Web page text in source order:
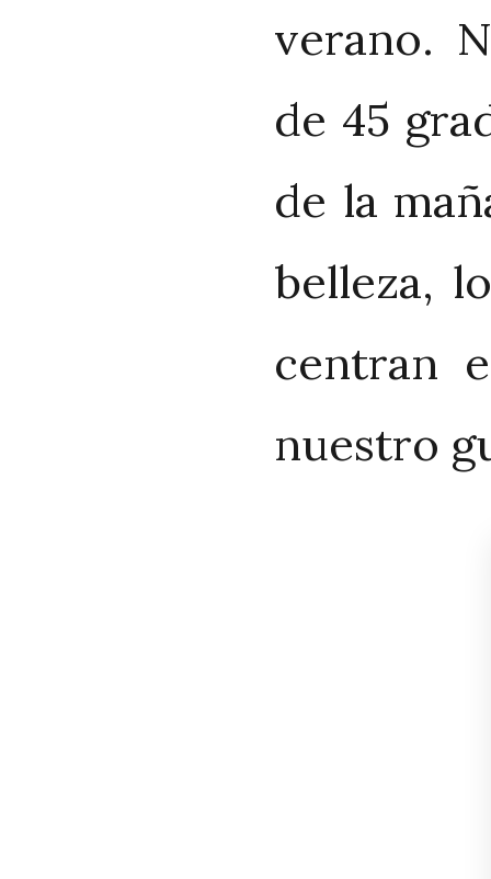
verano.
de 45
de la
belleza,
centran
nuestro